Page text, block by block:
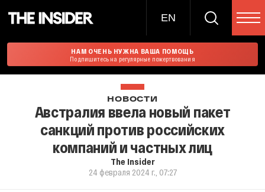
EN
НАМ ОЧЕНЬ НУЖНА ВАША ПОМОЩЬ
Подпишитесь на регулярные пожертвования
НОВОСТИ
Австралия ввела новый пакет
санкций против российских
компаний и частных лиц
The Insider
24 февраля 2024 г., 07:27